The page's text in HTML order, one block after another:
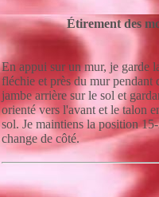
Étirement des
En appui sur un mur, je garde
fléchie et près du mur pendant
jambe arrière sur le sol et
orienté vers l'avant et le talon
sol. Je maintiens la position
change de côté.